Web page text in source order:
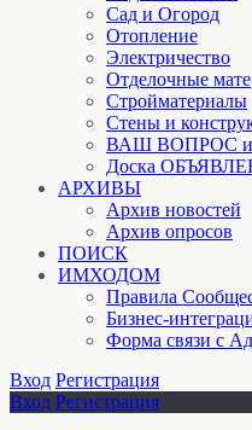
Сад и Огород
Отопление
Электричество
Отделочные
Стройматериалы
Стены и
ВАШ ВОПРОС
Доска
АРХИВЫ
Архив новостей
Архив опросов
ПОИСК
ИМХОДОМ
Правила
Бизнес-
Форма связи с
Вход Регистрация
Вход Регистрация